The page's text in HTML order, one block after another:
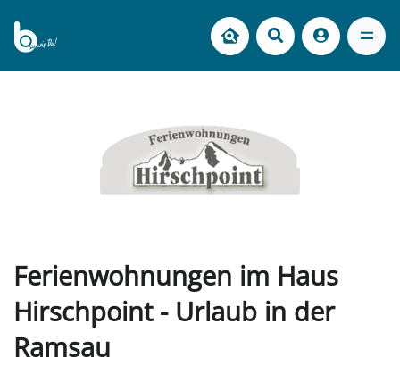
Ferienwohnungen im Haus
Hirschpoint - Urlaub in der
Ramsau